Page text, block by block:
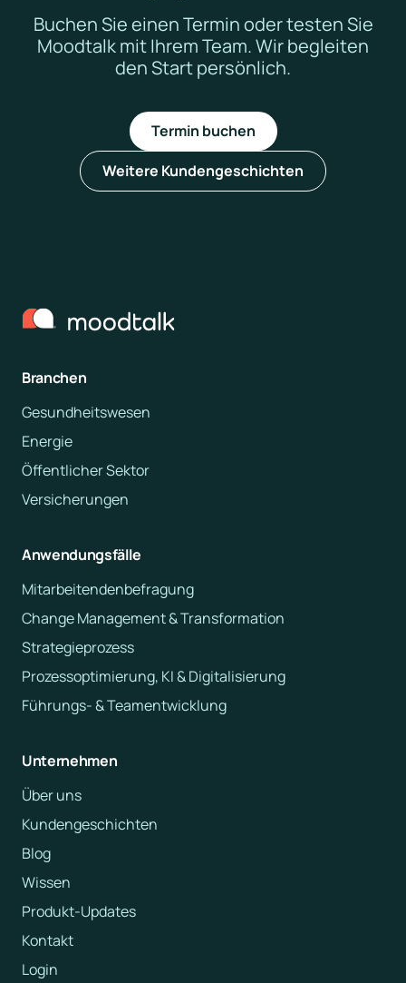
Buchen Sie einen Termin oder testen Sie
Moodtalk mit Ihrem Team. Wir begleiten
den Start persönlich.
Termin buchen
Weitere Kundengeschichten
Branchen
Gesundheitswesen
Energie
Öffentlicher Sektor
Versicherungen
Anwendungsfälle
Mitarbeitendenbefragung
Change Management & Transformation
Strategieprozess
Prozessoptimierung, KI & Digitalisierung
Führungs- & Teamentwicklung
Unternehmen
Über uns
Kundengeschichten
Blog
Wissen
Produkt-Updates
Kontakt
Login